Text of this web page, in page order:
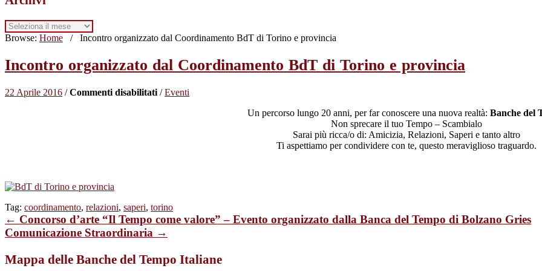
Archivi
Browse: Home / Incontro organizzato dal Coordinamento BdT di Torino e provincia
Incontro organizzato dal Coordinamento BdT di Torino e provincia
22 Aprile 2016 /Commenti disabilitatisu
/Eventi
Un percorso lungo 20 anni, per far conoscere una nuova realtà: Banche del
Non sprecare il tuo Tempo – Scambialo
Sarai più ricca/o di: Amicizia, Relazioni, Saperi e tanto altro
Ti aspettiamo per condividere con te, questo meraviglioso traguardo.
Tag: coordinamento, relazioni, saperi, torino
← Concorso d’arte “Il Tempo come valore” – Evento organizzato dalla Banca del Tempo di Bolzano Gries
Comunicazione Straordinaria →
Mappa delle Banche del Tempo Italiane